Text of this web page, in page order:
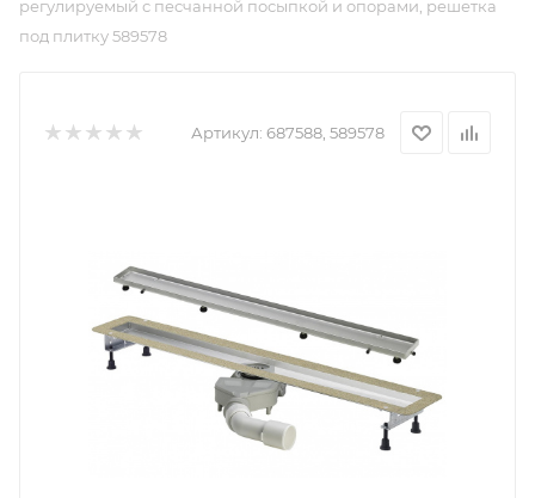
регулируемый с песчанной посыпкой и опорами, решетка
под плитку 589578
Артикул: 687588, 589578